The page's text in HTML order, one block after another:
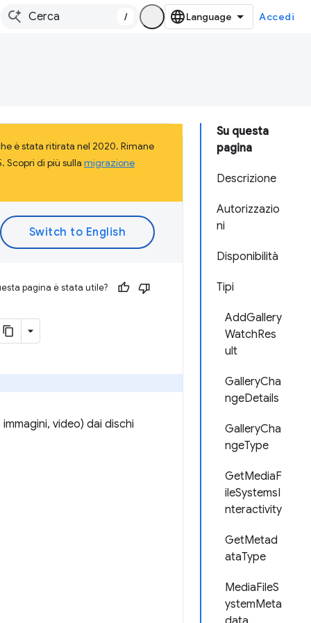
/ Accedi
Su questa
pagina
Descrizione
Autorizzazio
ni
Disponibilità
Tipi
AddGallery
WatchRes
ult
GalleryCha
ngeDetails
GalleryCha
ngeType
GetMediaF
ileSystemsI
nteractivity
GetMetad
ataType
MediaFileS
ystemMeta
è stata ritirata nel 2020. Rimane
Scopri di più sulla migrazione
pagina è stata utile?
video) dai dischi